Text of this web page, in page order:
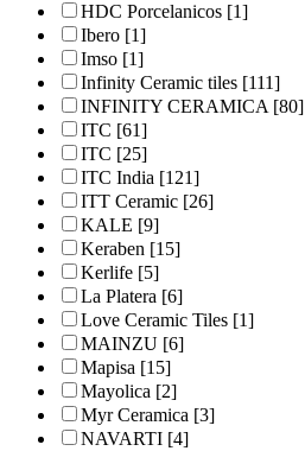
HDC Porcelanicos [1]
Ibero [1]
Imso [1]
Infinity Ceramic tiles [111]
INFINITY CERAMICA[80]
ITC [61]
ITC [25]
ITC India [121]
ITT Ceramic [26]
KALE [9]
Keraben [15]
Kerlife [5]
La Platera [6]
Love Ceramic Tiles [1]
MAINZU [6]
Mapisa [15]
Mayolica [2]
Myr Ceramica [3]
NAVARTI [4]